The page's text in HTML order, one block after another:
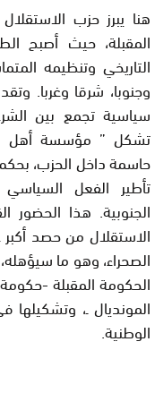
هنا يبرز حزب
المقبلة، حيث أصبح
التاريخي وتنظيمه
وجنوبا، شرقا وغربا.
سياسية تجمع بين
تشكل ” مؤسسة أهل
حاسمة داخل الحزب،
تأطير الفعل السياسي
الجنوبية. هذا
الاستقلال من حصد
الصحراء، وهو ما
الحكومة المقبلة -
المونديال ـ،
الوطنية.